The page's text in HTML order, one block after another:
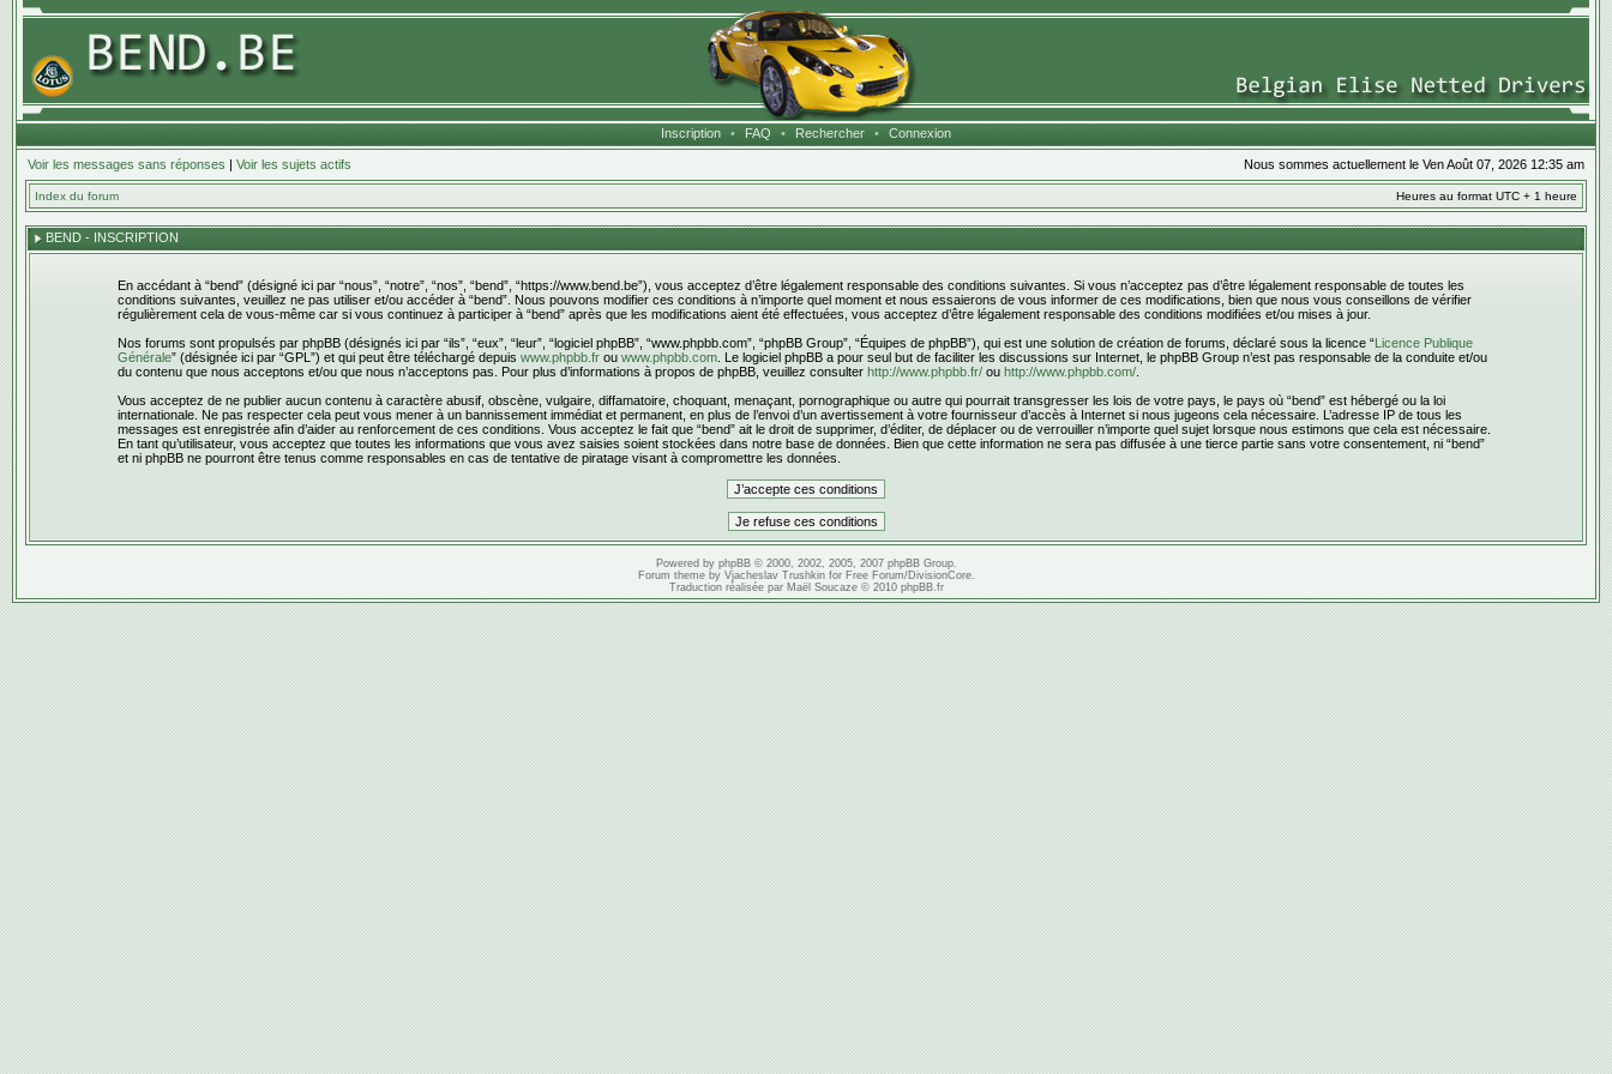
Inscription • FAQ • Rechercher • Connexion
Voir les messages sans réponses | Voir les sujets actifs Nous sommes actuellement le Ven Août 07, 2026 12:35 am
Index du forum Heures au format UTC + 1 heure
BEND - INSCRIPTION
En accédant à “bend” (désigné ici par “nous”, “notre”, “nos”, “bend”, “https://www.bend.be”), vous acceptez d’être légalement responsable des conditions suivantes. Si vous n’acceptez pas d’être légalement responsable de toutes les
conditions suivantes, veuillez ne pas utiliser et/ou accéder à “bend”. Nous pouvons modifier ces conditions à n’importe quel moment et nous essaierons de vous informer de ces modifications, bien que nous vous conseillons de vérifier
régulièrement cela de vous-même car si vous continuez à participer à “bend” après que les modifications aient été effectuées, vous acceptez d’être légalement responsable des conditions modifiées et/ou mises à jour.
Nos forums sont propulsés par phpBB (désignés ici par “ils”, “eux”, “leur”, “logiciel phpBB”, “www.phpbb.com”, “phpBB Group”, “Équipes de phpBB”), qui est une solution de création de forums, déclaré sous la licence “Licence Publique
Générale” (désignée ici par “GPL”) et qui peut être téléchargé depuis www.phpbb.frou www.phpbb.com. Le logiciel phpBB a pour seul but de faciliter les discussions sur Internet, le phpBB Group n’est pas responsable de la conduite et/ou
du contenu que nous acceptons et/ou que nous n’acceptons pas. Pour plus d’informations à propos de phpBB, veuillez consulter http://www.phpbb.fr/ou http://www.phpbb.com/.
Vous acceptez de ne publier aucun contenu à caractère abusif, obscène, vulgaire, diffamatoire, choquant, menaçant, pornographique ou autre qui pourrait transgresser les lois de votre pays, le pays où “bend” est hébergé ou la loi
internationale. Ne pas respecter cela peut vous mener à un bannissement immédiat et permanent, en plus de l’envoi d’un avertissement à votre fournisseur d’accès à Internet si nous jugeons cela nécessaire. L’adresse IP de tous les
messages est enregistrée afin d’aider au renforcement de ces conditions. Vous acceptez le fait que “bend” ait le droit de supprimer, d’éditer, de déplacer ou de verrouiller n’importe quel sujet lorsque nous estimons que cela est nécessaire.
En tant qu’utilisateur, vous acceptez que toutes les informations que vous avez saisies soient stockées dans notre base de données. Bien que cette information ne sera pas diffusée à une tierce partie sans votre consentement, ni “bend”
et ni phpBB ne pourront être tenus comme responsables en cas de tentative de piratage visant à compromettre les données.
Powered by phpBB© 2000, 2002, 2005, 2007 phpBB Group.
Forum theme by Vjacheslav Trushkinfor Free Forum/DivisionCore.
Traduction réalisée par Maël Soucaze© 2010 phpBB.fr